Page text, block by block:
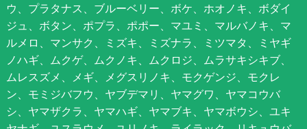
ウ、プラタナス、ブルーベリー、ボケ、ホオノキ、ボダイ
ジュ、ボタン、ポプラ、ポポー、マユミ、マルバノキ、マ
ルメロ、マンサク、ミズキ、ミズナラ、ミツマタ、ミヤギ
ノハギ、ムクゲ、ムクノキ、ムクロジ、ムラサキシキブ、
ムレスズメ、メギ、メグスリノキ、モクゲンジ、モクレ
ン、モミジバフウ、ヤブデマリ、ヤマグワ、ヤマコウバ
シ、ヤマザクラ、ヤマハギ、ヤマブキ、ヤマボウシ、ユキ